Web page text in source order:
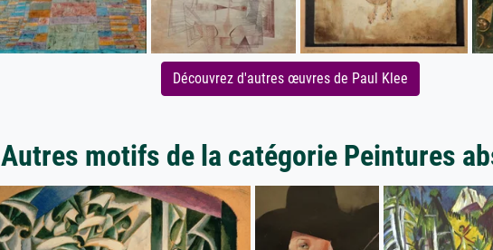
Découvrez d'autres œuvres de Paul Klee
Autres motifs de la catégorie Peintures